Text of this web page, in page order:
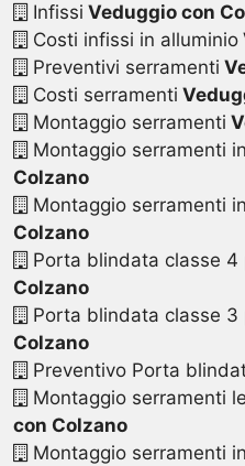
Infissi Veduggio con
Costi infissi in alluminio
Preventivi serramenti
Costi serramenti
Montaggio serramenti
Montaggio serramenti
Colzano
Montaggio serramenti
Colzano
Porta blindata classe 4
Colzano
Porta blindata classe 3
Colzano
Preventivo Porta
Montaggio serramenti
con Colzano
Montaggio serramenti